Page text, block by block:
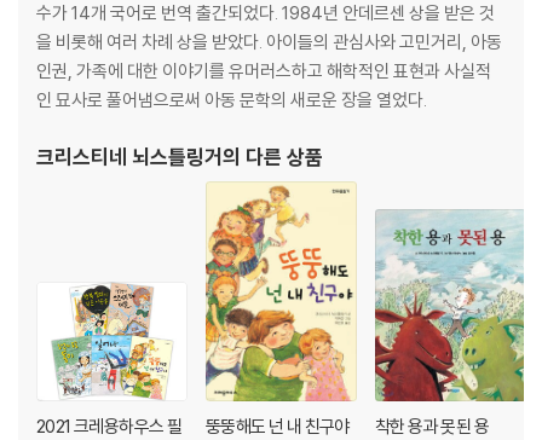
수가 14개 국어로 번역 출간되었다. 1984년 안데르센 상을 받은 것
을 비롯해 여러 차례 상을 받았다. 아이들의 관심사와 고민거리, 아동
인권, 가족에 대한 이야기를 유머러스하고 해학적인 표현과 사실적
인 묘사로 풀어냄으로써 아동 문학의 새로운 장을 열었다.
크리스티네 뇌스틀링거의 다른 상품
2021 크레용하우스 필
뚱뚱해도 넌 내 친구야 착한 용과 못된 용